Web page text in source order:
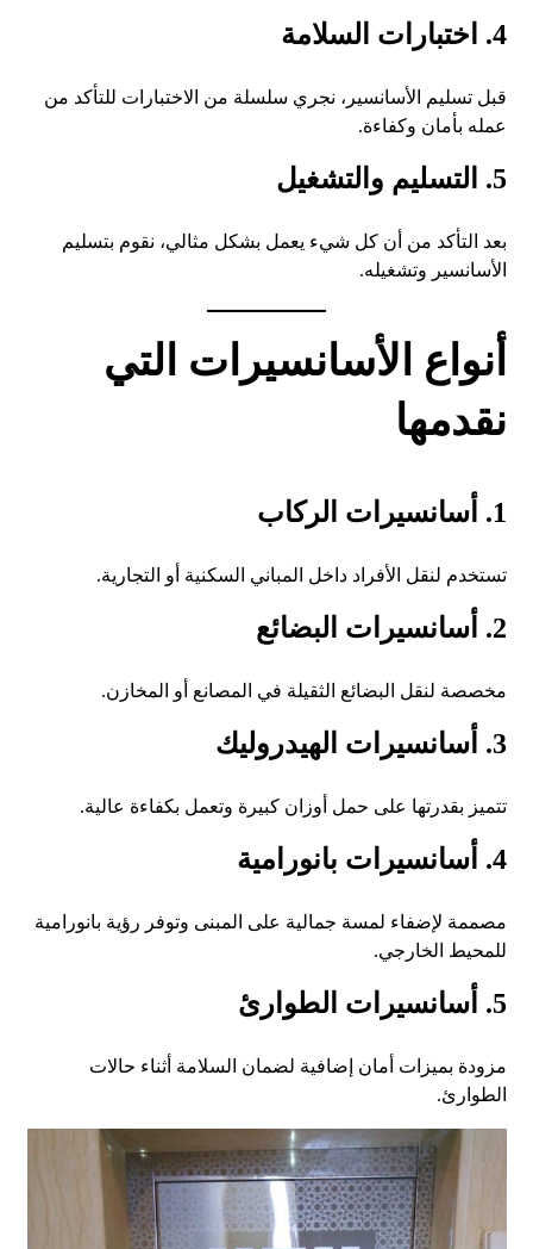
4. اختبارات السلامة
قبل تسليم الأسانسير، نجري سلسلة من الاختبارات للتأكد من
عمله بأمان وكفاءة.
5. التسليم والتشغيل
بعد التأكد من أن كل شيء يعمل بشكل مثالي، نقوم بتسليم
الأسانسير وتشغيله.
أنواع الأسانسيرات التي
نقدمها
1. أسانسيرات الركاب
تستخدم لنقل الأفراد داخل المباني السكنية أو التجارية.
2. أسانسيرات البضائع
مخصصة لنقل البضائع الثقيلة في المصانع أو المخازن.
3. أسانسيرات الهيدروليك
تتميز بقدرتها على حمل أوزان كبيرة وتعمل بكفاءة عالية.
4. أسانسيرات بانورامية
مصممة لإضفاء لمسة جمالية على المبنى وتوفر رؤية بانورامية
للمحيط الخارجي.
5. أسانسيرات الطوارئ
مزودة بميزات أمان إضافية لضمان السلامة أثناء حالات
الطوارئ.